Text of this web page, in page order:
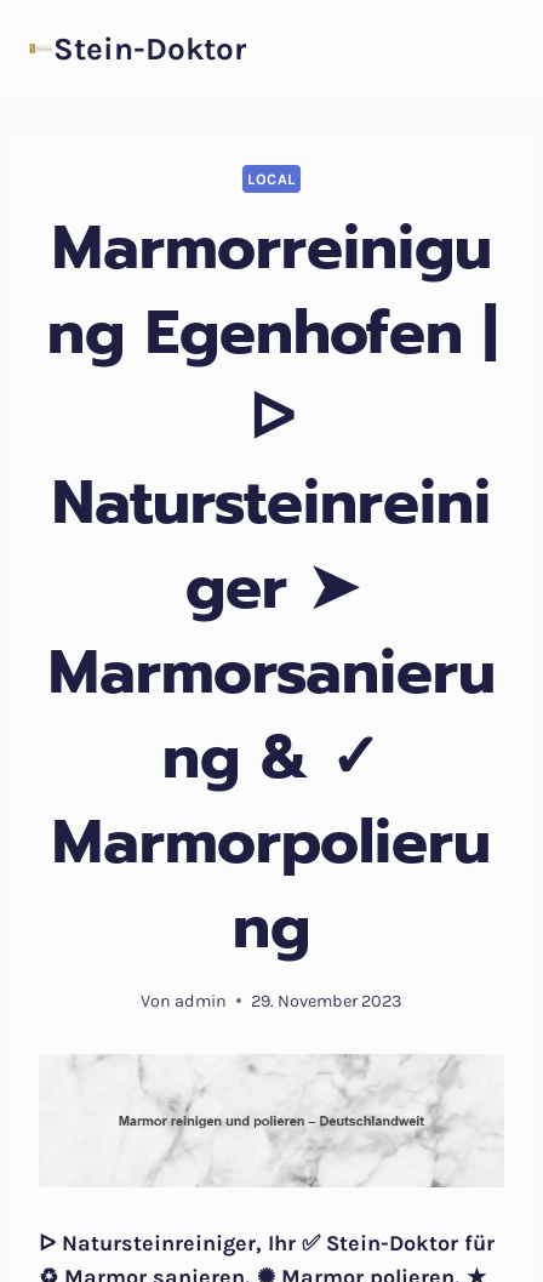
InhaltStein-Doktor
LOCAL
Marmorreinigu
ng Egenhofen |
ᐅ
Natursteinreini
ger ➤
Marmorsanieru
ng & ✓
Marmorpolieru
ng
Von admin 29. November 2023
ᐅ Natursteinreiniger, Ihr ✅ Stein-Doktor für